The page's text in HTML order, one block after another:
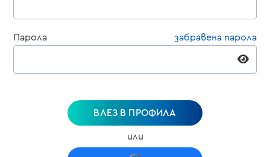
Парола забравена парола
ВЛЕЗ В ПРОФИЛА
или